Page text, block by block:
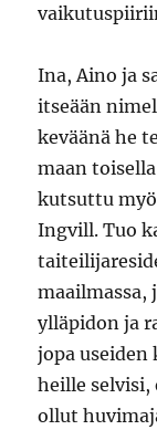
Ina, Aino ja
itseään
keväänä he
maan
kutsuttu
Ingvill. Tuo
maailmassa,
ylläpidon ja
jopa useiden
heille selvisi,
ollut